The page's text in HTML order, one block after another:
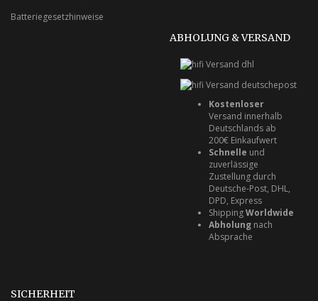
Batteriegesetzhinweise
ABHOLUNG & VERSAND
Kostenloser
Versand innerhalb
Deutschlands ab
200€ Einkaufwert
Schnelle und
zuverlässige
Zustellung durch
Deutsche-Post, DHL,
DPD, Express
ShippingWorldwide
Abholung nach
Absprache
SICHERHEIT